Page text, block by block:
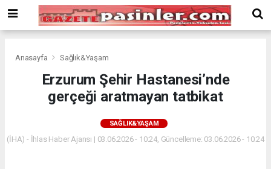
Bonusu
Veren
deneme
siteler
Anasayfa Sağlık&Yaşam
Erzurum Şehir Hastanesi’nde
gerçeği aratmayan tatbikat
SAĞLIK&YAŞAM
(İHA) - İhlas Haber Ajansı | 03.06.2026 - 10:24, Güncelleme: 03.06.2026 - 10:24